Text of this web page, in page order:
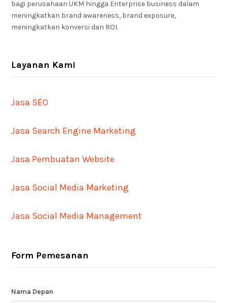
bagi perusahaan UKM hingga Enterprise business dalam
meningkatkan brand awareness, brand exposure,
meningkatkan konversi dan ROI.
Layanan Kami
Jasa SEO
Jasa Search Engine Marketing
Jasa Pembuatan Website
Jasa Social Media Marketing
Jasa Social Media Management
Form Pemesanan
Nama Depan